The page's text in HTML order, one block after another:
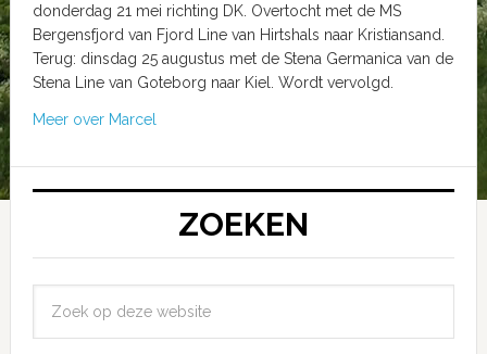
donderdag 21 mei richting DK. Overtocht met de MS
Bergensfjord van Fjord Line van Hirtshals naar Kristiansand.
Terug: dinsdag 25 augustus met de Stena Germanica van de
Stena Line van Goteborg naar Kiel. Wordt vervolgd.
Meer over Marcel
ZOEKEN